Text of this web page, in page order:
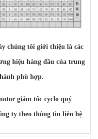
chúng tôi giới thiệu là các
hiệu hàng đầu của trung
phù hợp.
giảm tốc cyclo quý
ty theo thông tin liên hệ